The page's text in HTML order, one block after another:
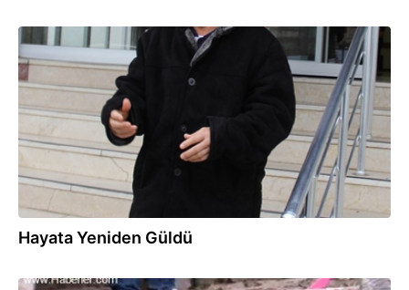
26.02.2014
Hayata Yeniden Güldü